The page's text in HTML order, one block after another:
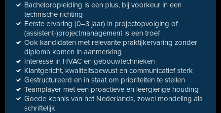
Bacheloropleiding is een plus, bij voorkeur in een
technische richting
Eerste ervaring (0–3 jaar) in projectopvolging of
(assistent-)projectmanagement is een troef
Ook kandidaten met relevante praktijkervaring zonder
diploma komen in aanmerking
Interesse in HVAC en gebouwtechnieken
Klantgericht, kwaliteitsbewust en communicatief sterk
Gestructureerd en in staat om prioriteiten te stellen
Teamplayer met een proactieve en leergierige houding
Goede kennis van het Nederlands, zowel mondeling als
schriftelijk